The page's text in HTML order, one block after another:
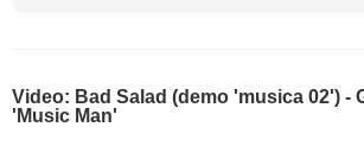
Video: Bad Salad (demo 'musica 02') -
'Music Man'